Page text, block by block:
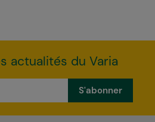
actualités du Varia